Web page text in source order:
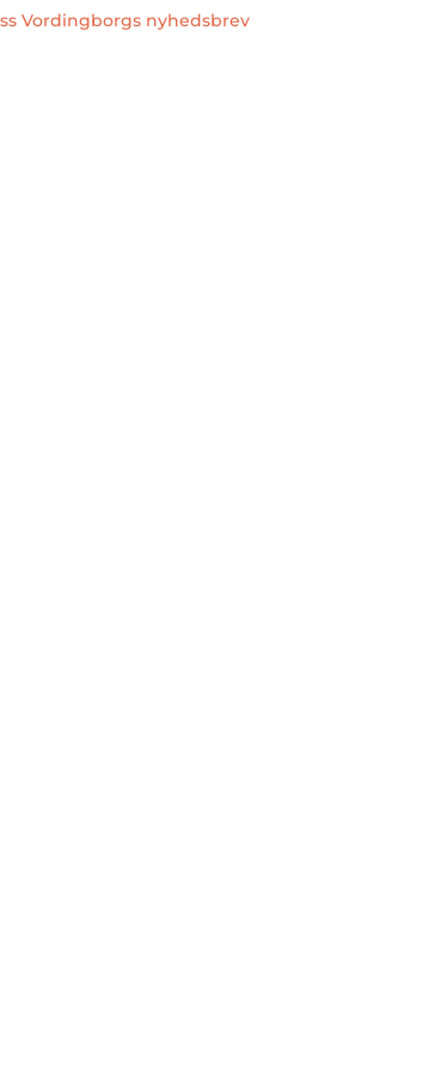
Vordingborgs nyhedsbrev